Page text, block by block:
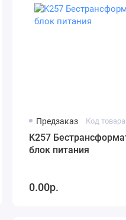
Предзаказ Код
K257
блок питания
0.00р.